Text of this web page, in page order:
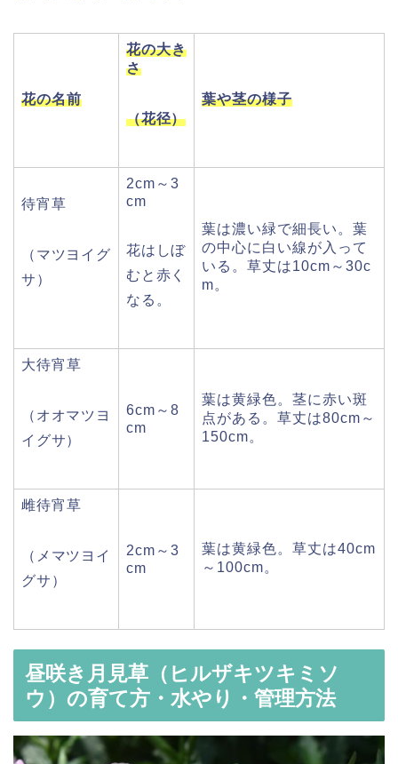
花の名前
花の大き
さ
（花径）
葉や茎の様子
待宵草
（マツヨイグ
サ）
2cm～3
cm
花はしぼ
むと赤く
なる。
葉は濃い緑で細長い。葉
の中心に白い線が入って
いる。草丈は10cm～30c
m。
大待宵草
（オオマツヨ
イグサ）
6cm～8
cm
葉は黄緑色。茎に赤い斑
点がある。草丈は80cm～
150cm。
雌待宵草
（メマツヨイ
グサ）
2cm～3
cm
葉は黄緑色。草丈は40cm
～100cm。
昼咲き月見草（ヒルザキツキミソ
ウ）の育て方・水やり・管理方法